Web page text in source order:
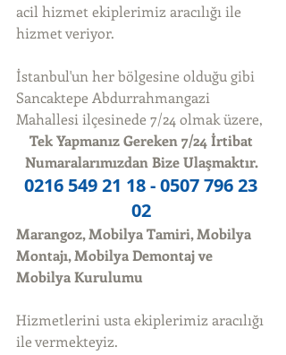
acil hizmet ekiplerimiz aracılığı ile
hizmet veriyor.
İstanbul'un her bölgesine olduğu gibi
Sancaktepe Abdurrahmangazi
Mahallesi ilçesinede 7/24 olmak üzere,
Tek Yapmanız Gereken 7/24 İrtibat
Numaralarımızdan Bize Ulaşmaktır.
0216 549 21 18 - 0507 796 23
02
Marangoz, Mobilya Tamiri, Mobilya
Montajı, Mobilya Demontaj ve
Mobilya Kurulumu
Hizmetlerini usta ekiplerimiz aracılığı
ile vermekteyiz.